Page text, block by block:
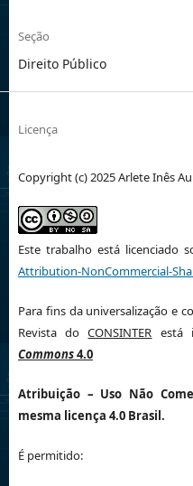
Seção
Direito Público
Licença
Copyright (c) 2025 Arlete Inês
Este trabalho está licenciado
Attribution-NonCommercial-
Para fins da universalização e
Revista doCONSINTER está
Commons4.0
Atribuição – Uso Não
mesma licença 4.0 Brasil.
É permitido: